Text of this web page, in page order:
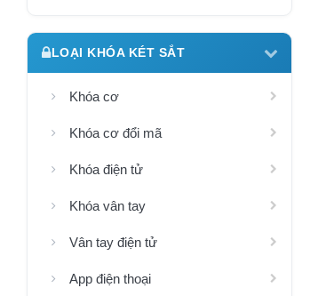
LOẠI KHÓA KÉT SẮT
Khóa cơ
Khóa cơ đổi mã
Khóa điện tử
Khóa vân tay
Vân tay điện tử
App điện thoại